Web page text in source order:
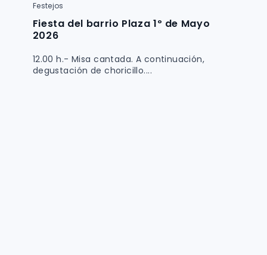
Festejos
Fiesta del barrio Plaza 1º de Mayo
2026
12.00 h.- Misa cantada. A continuación,
degustación de choricillo....